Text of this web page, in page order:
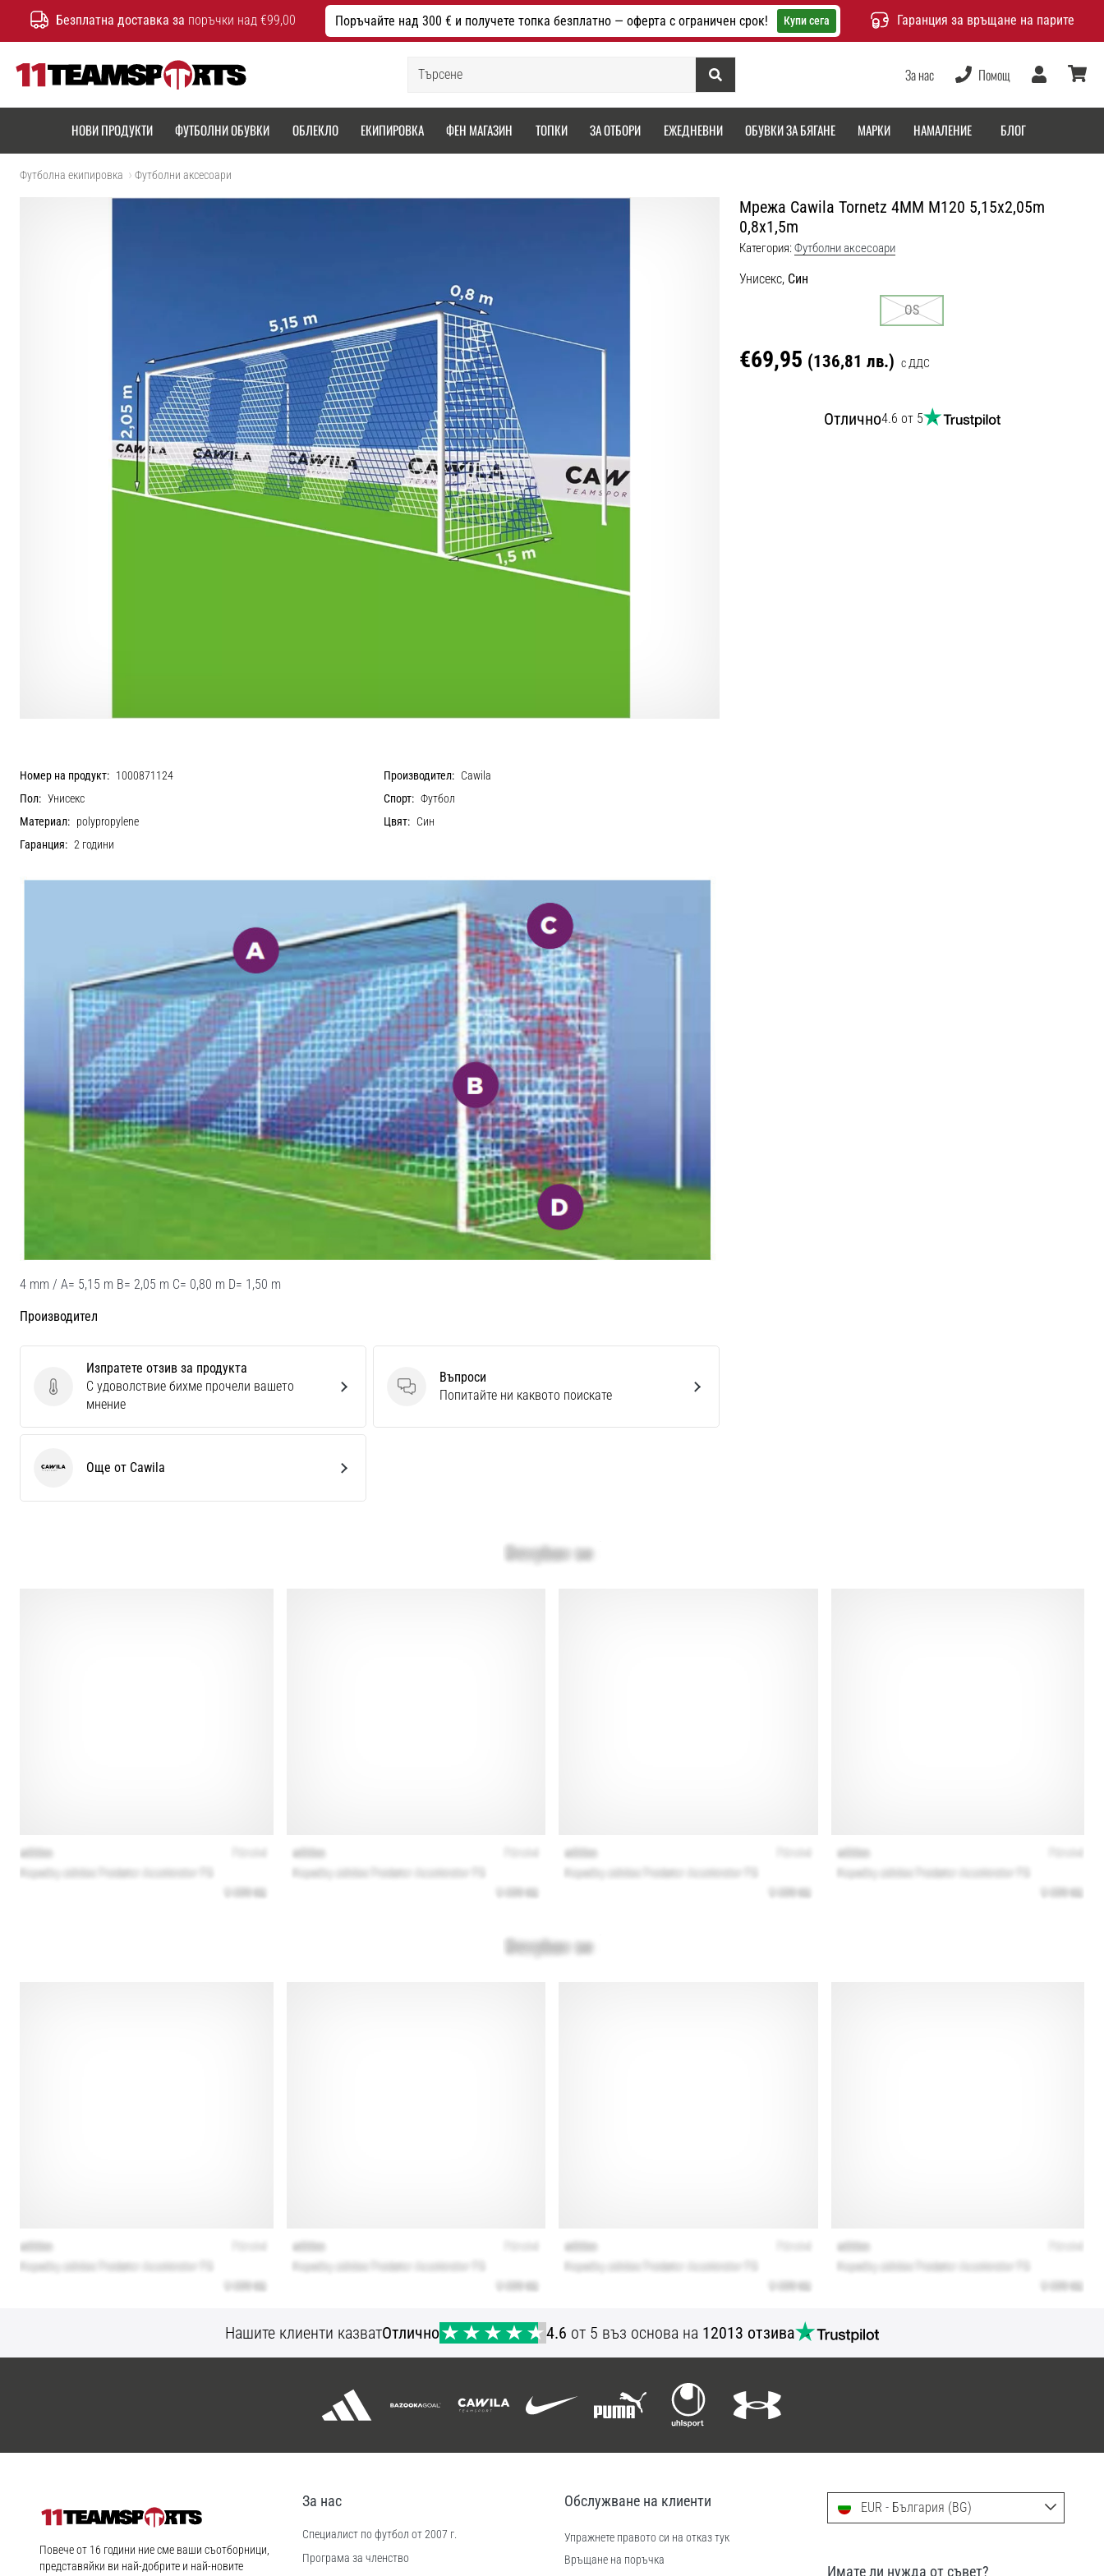
Безплатна доставка за поръчки над €99,00 Поръчайте над 300 € и получете топка безплатно — оферта с ограничен срок! Купи сега Гаранция за връщане на парите
Търсене
За нас Помощ
Потребител
НОВИ ПРОДУКТИ ФУТБОЛНИ ОБУВКИ ОБЛЕКЛО ЕКИПИРОВКА ФЕН МАГАЗИН ТОПКИ ЗА ОТБОРИ ЕЖЕДНЕВНИ ОБУВКИ ЗА БЯГАНЕ МАРКИ НАМАЛЕНИЕ БЛОГ
Футболна екипировка Футболни аксесоари
Мрежа Cawila Tornetz 4MM M120 5,15x2,05m
0,8x1,5m
Категория:Футболни аксесоари
Унисекс, Син
OS
€69,95 (136,81 лв.) с ДДС
Отлично4.6 от 5
Номер на продукт: 1000871124 Производител: Cawila
Пол: Унисекс Спорт: Футбол
Материал: polypropylene Цвят: Син
Гаранция: 2 години
4 mm / A= 5,15 m B= 2,05 m C= 0,80 m D= 1,50 m
Производител
Изпратете отзив за продукта
Изпратете отзив за продукта
С удоволствие бихме прочели вашето
мнение
Въпроси
Въпроси
Попитайте ни каквото поискате
Cawila Още от Cawila
Нашите клиенти казватОтлично 4.6 от 5 въз основа на 12013 отзива
11teamsports.bg
Повече от 16 години ние сме ваши съотборници,
представяйки ви най-добрите и най-новите
За нас
Специалист по футбол от 2007 г.
Програма за членство
Обслужване на клиенти
Упражнете правото си на отказ тук
Връщане на поръчка
EUR - България (BG)
Имате ли нужда от съвет?